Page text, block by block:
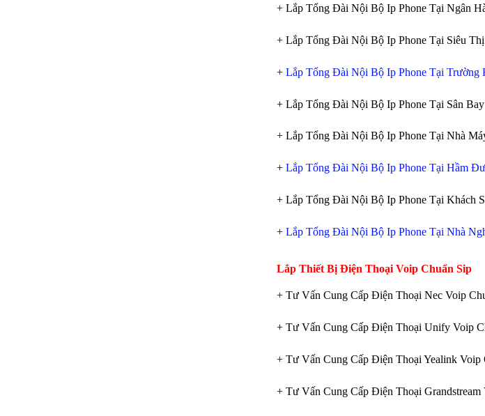
+ Lắp Tổng Đài Nội Bộ Ip Phone Tại Ngân
+ Lắp Tổng Đài Nội Bộ Ip Phone Tại Siêu Thị
+ Lắp Tổng Đài Nội Bộ Ip Phone Tại Trường
+ Lắp Tổng Đài Nội Bộ Ip Phone Tại Sân Bay
+ Lắp Tổng Đài Nội Bộ Ip Phone Tại Nhà
+ Lắp Tổng Đài Nội Bộ Ip Phone Tại Hầm
+ Lắp Tổng Đài Nội Bộ Ip Phone Tại Khách
+ Lắp Tổng Đài Nội Bộ Ip Phone Tại Nhà
Lắp Thiết Bị Điện Thoại Voip Chuẩn Sip
+ Tư Vấn Cung Cấp Điện Thoại Nec Voip
+ Tư Vấn Cung Cấp Điện Thoại Unify Voip
+ Tư Vấn Cung Cấp Điện Thoại Yealink Voip
+ Tư Vấn Cung Cấp Điện Thoại Grandstream